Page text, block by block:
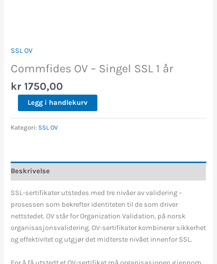
SSL OV
Commfides OV – Singel SSL 1 år
kr 1750,00
Legg i handlekurv
Kategori: SSL OV
Beskrivelse
SSL-sertifikater utstedes med tre nivåer av validering –
prosessen som bekrefter identiteten til de som driver
nettstedet. OV står for Organization Validation, på norsk
organisasjonsvalidering. OV-sertifikater kombinerer sikkerhet
og effektivitet og utgjør det midterste nivået innenfor SSL.